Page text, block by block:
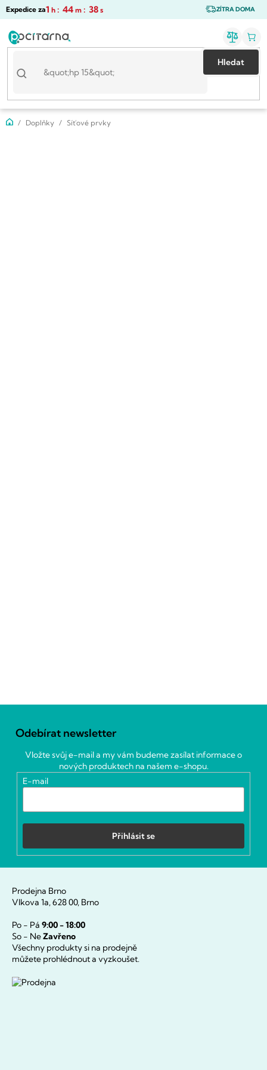
Přejít
ZÍTRA DOMA
Expedice za1 h : 44 m : 37 s
Hledat
DomůDoplňky Síťové prvky
Odebírat newsletter
Vložte svůj e-mail a my vám budeme zasílat informace o
nových produktech na našem e-shopu.
E-mail
Přihlásit se
Prodejna Brno
Vlkova 1a, 628 00, Brno
Po - Pá 9:00 - 18:00
So - NeZavřeno
Všechny produkty si na prodejně
můžete prohlédnout a vyzkoušet.